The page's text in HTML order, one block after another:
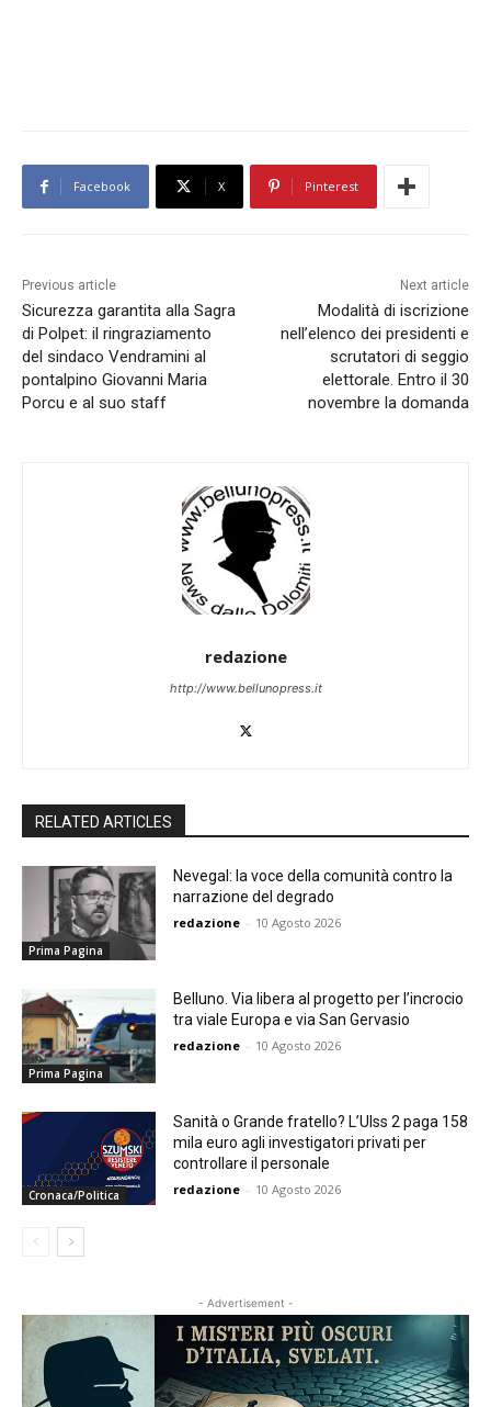
Facebook X Pinterest
Previous article
Sicurezza garantita alla Sagra
di Polpet: il ringraziamento
del sindaco Vendramini al
pontalpino Giovanni Maria
Porcu e al suo staff
Next article
Modalità di iscrizione
nell’elenco dei presidenti e
scrutatori di seggio
elettorale. Entro il 30
novembre la domanda
redazione
http://www.bellunopress.it
RELATED ARTICLES
Prima Pagina
Nevegal: la voce della comunità contro la
narrazione del degrado
redazione - 10 Agosto 2026
Prima Pagina
Belluno. Via libera al progetto per l’incrocio
tra viale Europa e via San Gervasio
redazione - 10 Agosto 2026
Cronaca/Politica
Sanità o Grande fratello? L’Ulss 2 paga 158
mila euro agli investigatori privati per
controllare il personale
redazione - 10 Agosto 2026
- Advertisement -